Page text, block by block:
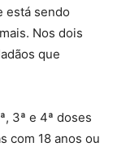
está sendo
Nos dois
que
3ª e 4ª doses
com 18 anos ou